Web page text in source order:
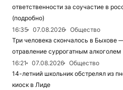
ответственности за соучастие в
(подробно)
16:35
07.08.2026
Общество
Три человека скончалось в Быхове
отравление суррогатным алкоголем
16:21
07.08.2026
Общество
14-летний школьник обстрелял из
киоск в Лиде